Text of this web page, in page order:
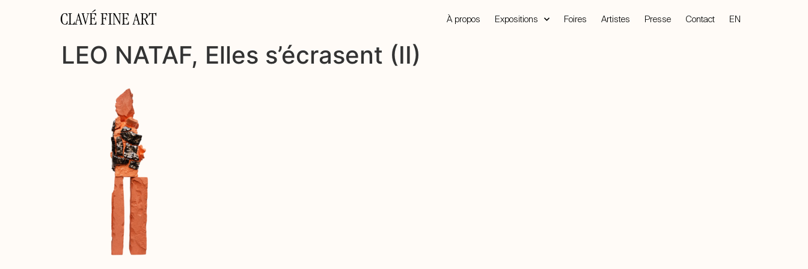
CLAVÉ FINE ART À propos Expositions Foires Artistes Presse Contact EN
LEO NATAF, Elles s’écrasent (II)